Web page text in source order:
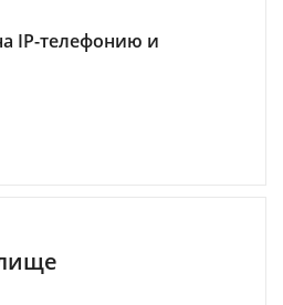
IP-телефонию и